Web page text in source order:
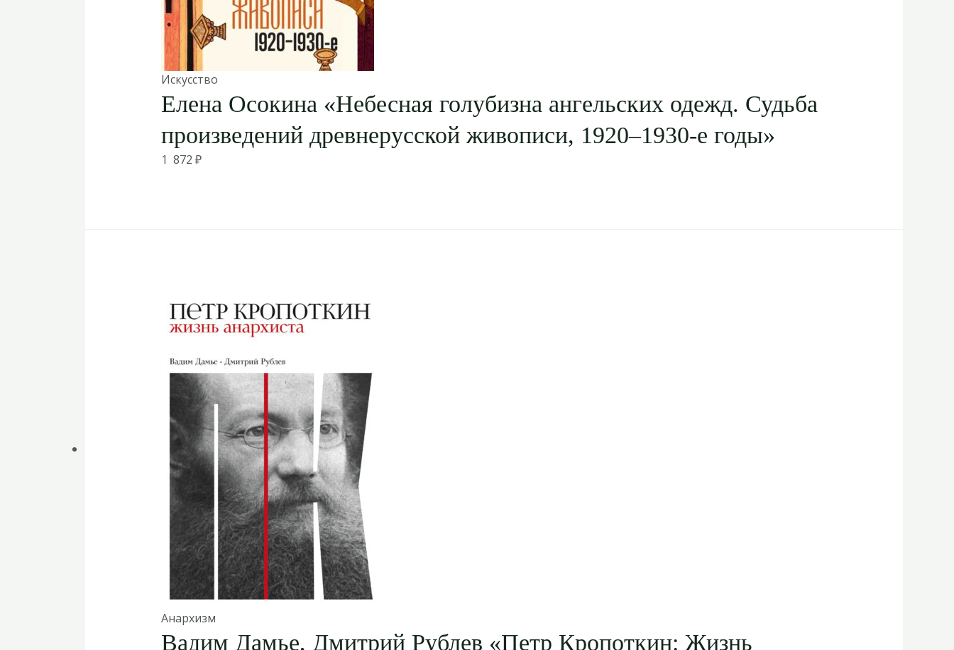
Искусство
Елена Осокина «Небесная голубизна ангельских одежд. Судьба
произведений древнерусской живописи, 1920–1930-е годы»
1 872 ₽
Анархизм
Вадим Дамье, Дмитрий Рублев «Петр Кропоткин: Жизнь